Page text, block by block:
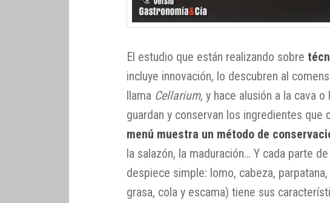
El estudio que están realizando sobre
incluye innovación, lo descubren al
llama Cellarium, y hace alusión a la cava
guardan y conservan los ingredientes que
menú muestra un método de
la salazón, la maduración… Y cada parte
despiece simple: lomo, cabeza,
grasa, cola y escama) tiene sus